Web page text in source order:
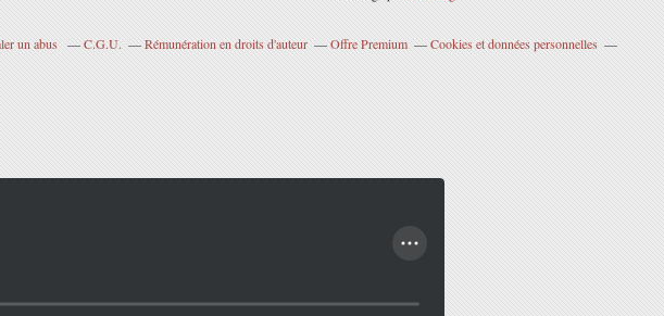
un abus C.G.U. Rémunération en droits d'auteur Offre Premium
Cookies et données personnelles